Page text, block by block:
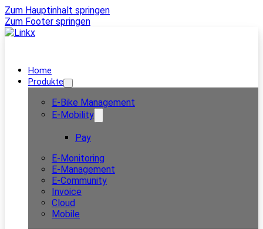
Zum Hauptinhalt springen
Zum Footer springen
Home
Produkte
E-Bike Management
E-Mobility
Pay
E-Monitoring
E-Management
E-Community
Invoice
Cloud
Mobile